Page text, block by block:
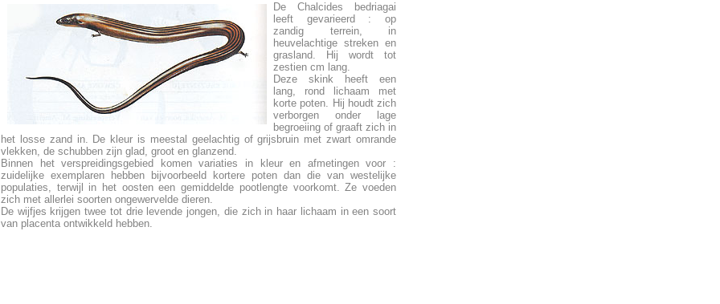
De Chalcides bedriagai
leeft gevarieerd : op
zandig terrein, in
heuvelachtige streken en
grasland. Hij wordt tot
zestien cm lang.
Deze skink heeft een
lang, rond lichaam met
korte poten. Hij houdt zich
verborgen onder lage
begroeiing of graaft zich in
het losse zand in. De kleur is meestal geelachtig of grijsbruin met zwart omrande
vlekken, de schubben zijn glad, groot en glanzend.
Binnen het verspreidingsgebied komen variaties in kleur en afmetingen voor :
zuidelijke exemplaren hebben bijvoorbeeld kortere poten dan die van westelijke
populaties, terwijl in het oosten een gemiddelde pootlengte voorkomt. Ze voeden
zich met allerlei soorten ongewervelde dieren.
De wijfjes krijgen twee tot drie levende jongen, die zich in haar lichaam in een soort
van placenta ontwikkeld hebben.